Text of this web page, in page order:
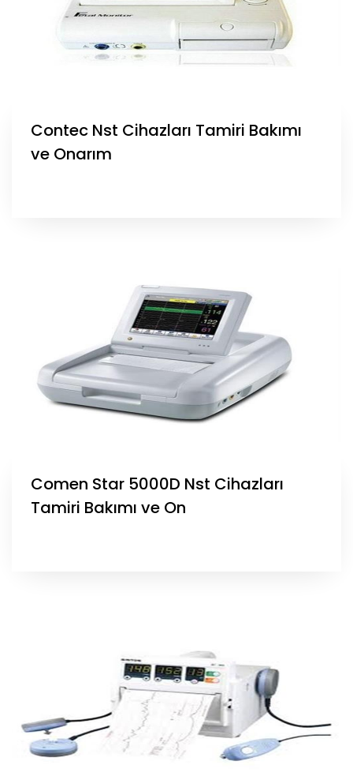
Contec Nst Cihazları Tamiri Bakımı
ve Onarım
Comen Star 5000D Nst Cihazları
Tamiri Bakımı ve On